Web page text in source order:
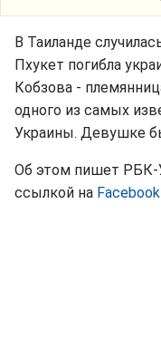
В Таиланде
Пхукет погибла
Кобзова -
одного из самых
Украины. Девушке
Об этом пишет РБК-
ссылкой на